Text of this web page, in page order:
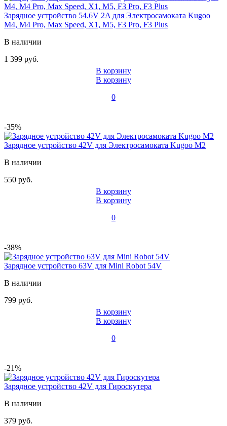
Зарядное устройство 54.6V 2A для Электросамоката Kugoo
M4, M4 Pro, Max Speed, X1, M5, F3 Pro, F3 Plus
В наличии
1 399 руб.
В корзину
В корзину
0
-35%
Зарядное устройство 42V для Электросамоката Kugoo M2
В наличии
550 руб.
В корзину
В корзину
0
-38%
Зарядное устройство 63V для Mini Robot 54V
В наличии
799 руб.
В корзину
В корзину
0
-21%
Зарядное устройство 42V для Гироскутера
В наличии
379 руб.